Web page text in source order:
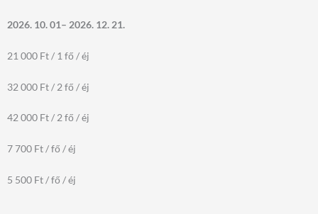
2026. 10. 01– 2026. 12. 21.
21 000 Ft / 1 fő / éj
32 000 Ft / 2 fő / éj
42 000 Ft / 2 fő / éj
7 700 Ft / fő / éj
5 500 Ft / fő / éj